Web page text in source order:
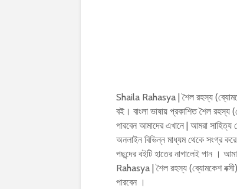
Shaila Rahasya | শৈল রহস্য
বই। বাংলা ভাষায় প্রকাশিত শৈল
পারবেন আমাদের এখানে | আমরা সাহিত্য
অনলাইন বিভিন্ন মাধ্যম থেকে সংগ্র করে
পছন্দের বইটি হাতের নাগালেই পান ।
Rahasya | শৈল রহস্য (ব্যোমকেশ
পারবেন ।